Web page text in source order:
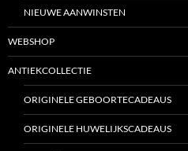
NIEUWE AANWINSTEN
WEBSHOP
ANTIEKCOLLECTIE
ORIGINELE GEBOORTECADEAUS
ORIGINELE HUWELIJKSCADEAUS